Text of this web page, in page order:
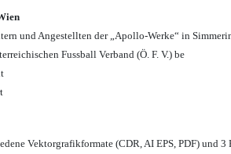
und Angestellten der „Apollo-Werke“ in
Fussball Verband (Ö. F. V.) be
Vektorgrafikformate (CDR, AI EPS, PDF) und 3